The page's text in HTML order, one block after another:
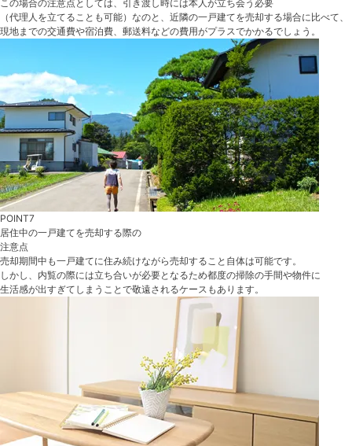
この場合の注意点としては、引き渡し時には本人が立ち会う必要
（代理人を立てることも可能）なのと、近隣の一戸建てを売却する場合に比べて、
現地までの交通費や宿泊費、郵送料などの費用がプラスでかかるでしょう。
POINT7
居住中の一戸建てを売却する際の
注意点
売却期間中も一戸建てに住み続けながら売却すること自体は可能です。
しかし、内覧の際には立ち合いが必要となるため都度の掃除の手間や物件に
生活感が出すぎてしまうことで敬遠されるケースもあります。